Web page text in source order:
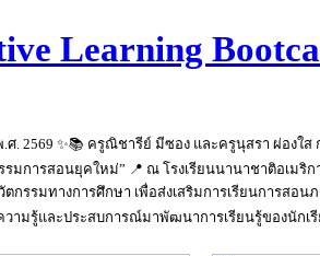
Learning
. 2569 ✨📚 ครูณิชารีย์ มีซอง และครูนุสรา ผ่องใส
มการสอนยุคใหม่” 📍 ณ โรงเรียนนานาชาติอเมริ
ตกรรมทางการศึกษา เพื่อส่งเสริมการเรียนการ
ามรู้และประสบการณ์มาพัฒนาการเรียนรู้ของนักเ